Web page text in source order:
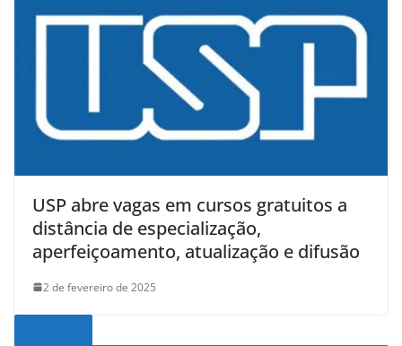
USP abre vagas em cursos gratuitos a
distância de especialização,
aperfeiçoamento, atualização e difusão
2 de fevereiro de 2025